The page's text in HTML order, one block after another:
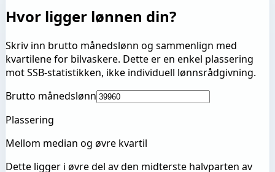
Hvor ligger lønnen din?
Skriv inn brutto månedslønn og sammenlign med
kvartilene for bilvaskere. Dette er en enkel plassering
mot SSB-statistikken, ikke individuell lønnsrådgivning.
Brutto månedslønn
Plassering
Mellom median og øvre kvartil
Dette ligger i øvre del av den midterste halvparten av